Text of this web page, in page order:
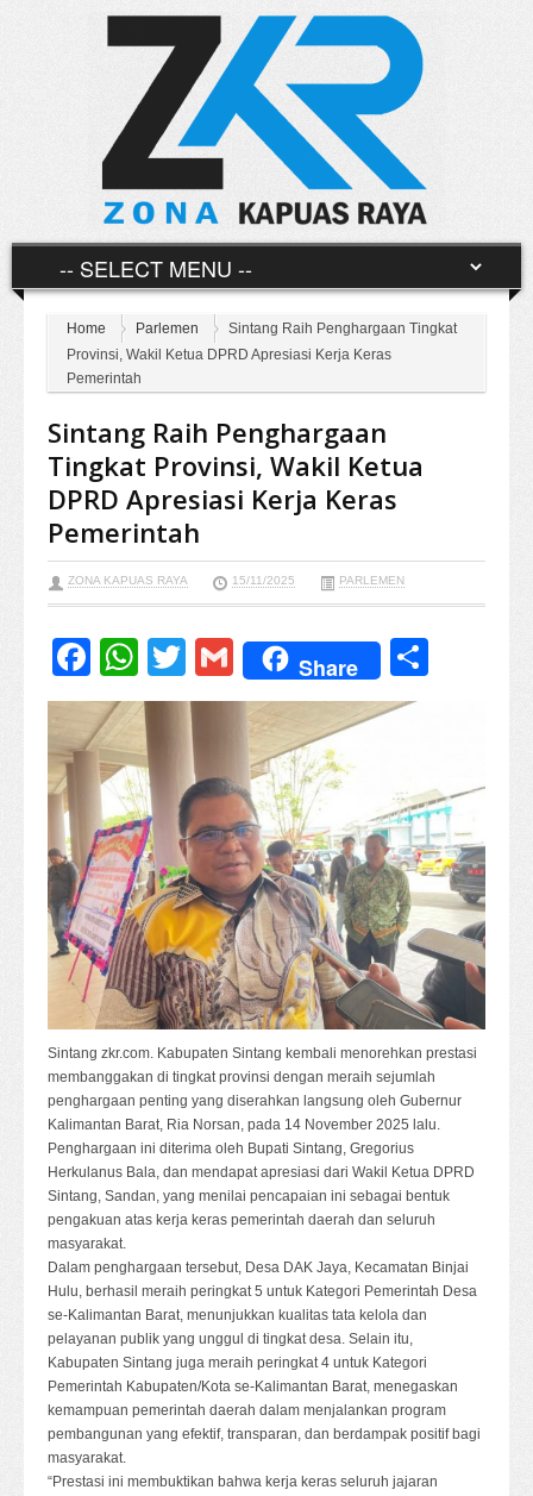
Home Parlemen
Sintang Raih Penghargaan Tingkat
Provinsi, Wakil Ketua DPRD Apresiasi Kerja Keras
Pemerintah
Sintang Raih Penghargaan
Tingkat Provinsi, Wakil Ketua
DPRD Apresiasi Kerja Keras
Pemerintah
ZONA KAPUAS RAYA 15/11/2025 PARLEMEN
Facebook
WhatsApp
TwitterGmail
Share
Sintang zkr.com. Kabupaten Sintang kembali menorehkan prestasi
membanggakan di tingkat provinsi dengan meraih sejumlah
penghargaan penting yang diserahkan langsung oleh Gubernur
Kalimantan Barat, Ria Norsan, pada 14 November 2025 lalu.
Penghargaan ini diterima oleh Bupati Sintang, Gregorius
Herkulanus Bala, dan mendapat apresiasi dari Wakil Ketua DPRD
Sintang, Sandan, yang menilai pencapaian ini sebagai bentuk
pengakuan atas kerja keras pemerintah daerah dan seluruh
masyarakat.
Dalam penghargaan tersebut, Desa DAK Jaya, Kecamatan Binjai
Hulu, berhasil meraih peringkat 5 untuk Kategori Pemerintah Desa
se-Kalimantan Barat, menunjukkan kualitas tata kelola dan
pelayanan publik yang unggul di tingkat desa. Selain itu,
Kabupaten Sintang juga meraih peringkat 4 untuk Kategori
Pemerintah Kabupaten/Kota se-Kalimantan Barat, menegaskan
kemampuan pemerintah daerah dalam menjalankan program
pembangunan yang efektif, transparan, dan berdampak positif bagi
masyarakat.
“Prestasi ini membuktikan bahwa kerja keras seluruh jajaran